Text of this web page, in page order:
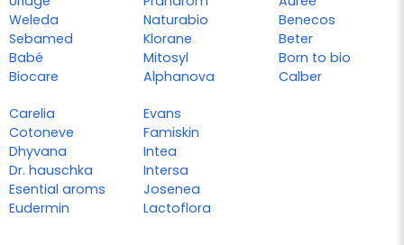
Weleda
Sebamed
Babé
Biocare
Naturabio
Klorane
Mitosyl
Alphanova
Benecos
Beter
Born to bio
Calber
Carelia
Cotoneve
Dhyvana
Dr. hauschka
Esential aroms
Eudermin
Evans
Famiskin
Intea
Intersa
Josenea
Lactoflora